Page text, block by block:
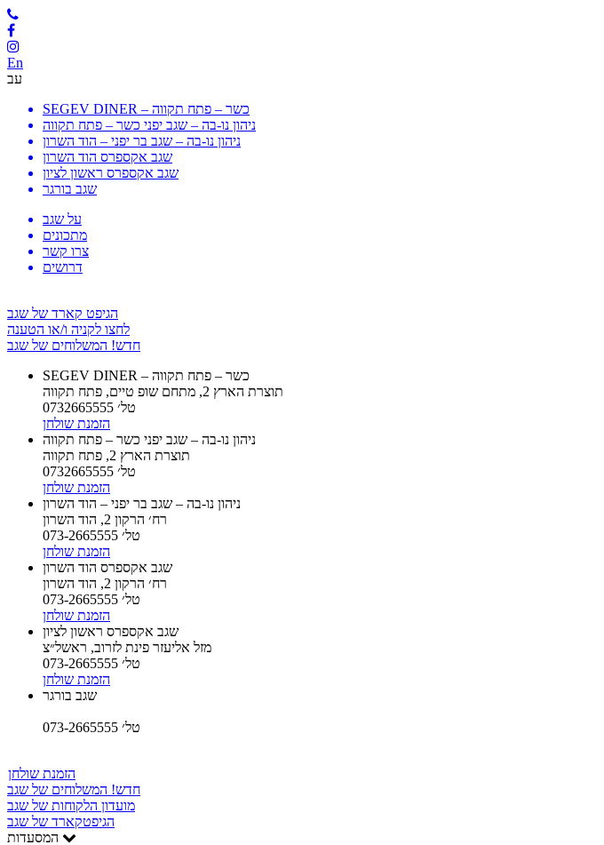
En
עב
SEGEV DINER – כשר – פתח תקווה
ניהון נו-בה – שגב יפני כשר – פתח תקווה
ניהון נו-בה – שגב בר יפני – הוד השרון
שגב אקספרס הוד השרון
שגב אקספרס ראשון לציון
שגב בורגר
על שגב
מתכונים
צרו קשר
דרושים
הגיפט קארד של שגב
לחצו לקניה ו/או הטענה
חדש! המשלוחים של שגב
SEGEV DINER – כשר – פתח תקווה
תוצרת הארץ 2, מתחם שופ טיים, פתח תקווה
טל׳ 0732665555
הזמנת שולחן
ניהון נו-בה – שגב יפני כשר – פתח תקווה
תוצרת הארץ 2, פתח תקווה
טל׳ 0732665555
הזמנת שולחן
ניהון נו-בה – שגב בר יפני – הוד השרון
רח׳ הרקון 2, הוד השרון
טל׳ 073-2665555
הזמנת שולחן
שגב אקספרס הוד השרון
רח׳ הרקון 2, הוד השרון
טל׳ 073-2665555
הזמנת שולחן
שגב אקספרס ראשון לציון
מזל אליעזר פינת לזרוב, ראשל״צ
טל׳ 073-2665555
הזמנת שולחן
שגב בורגר
טל׳ 073-2665555
הזמנת שולחן
חדש! המשלוחים של שגב
מועדון הלקוחות של שגב
הגיפטקארד של שגב